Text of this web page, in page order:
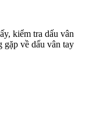
kiểm tra dấu vân
gặp về dấu vân tay